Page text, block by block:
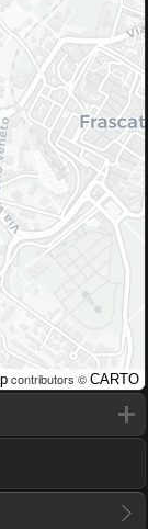
contributors © CARTO